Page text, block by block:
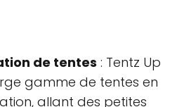
de tentes : Tentz Up
gamme de tentes en
allant des petites